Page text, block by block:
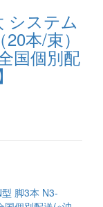
システム
本/束）
国個別配